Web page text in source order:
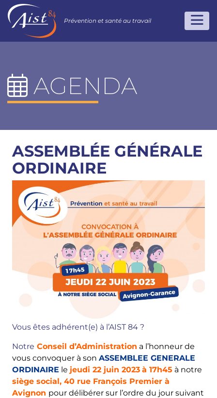
Prévention et santé au travail
AGENDA
ASSEMBLÉE GÉNÉRALE
ORDINAIRE
Vous êtes adhérent(e) à l’AIST 84 ?
Notre Conseil d’Administration a l’honneur de
vous convoquer à son ASSEMBLEE GENERALE
ORDINAIRE le jeudi 22 juin 2023 à 17h45 à notre
siège social, 40 rue François Premier à
Avignon pour délibérer sur l’ordre du jour suivant